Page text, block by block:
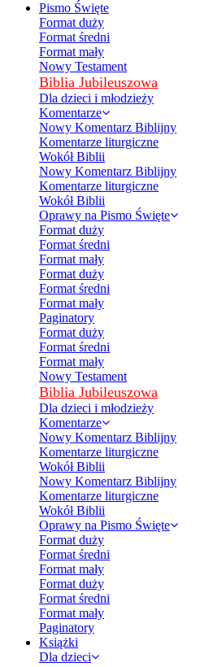
Pismo Święte
Format duży
Format średni
Format mały
Nowy Testament
Biblia Jubileuszowa
Dla dzieci i młodzieży
Komentarze
Nowy Komentarz Biblijny
Komentarze liturgiczne
Wokół Biblii
Nowy Komentarz Biblijny
Komentarze liturgiczne
Wokół Biblii
Oprawy na Pismo Święte
Format duży
Format średni
Format mały
Format duży
Format średni
Format mały
Paginatory
Format duży
Format średni
Format mały
Nowy Testament
Biblia Jubileuszowa
Dla dzieci i młodzieży
Komentarze
Nowy Komentarz Biblijny
Komentarze liturgiczne
Wokół Biblii
Nowy Komentarz Biblijny
Komentarze liturgiczne
Wokół Biblii
Oprawy na Pismo Święte
Format duży
Format średni
Format mały
Format duży
Format średni
Format mały
Paginatory
Książki
Dla dzieci